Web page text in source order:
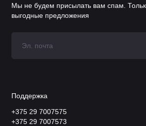
Мы не будем присылать вам спам.
выгодные предложения
Поддержка
+375 29 7007575
+375 29 7007573